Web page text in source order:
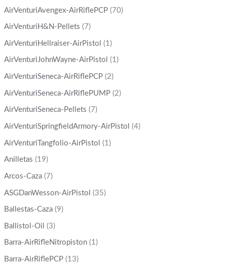
AirVenturiAvengex-AirRiflePCP (70)
AirVenturiH&N-Pellets (7)
AirVenturiHellraiser-AirPistol (1)
AirVenturiJohnWayne-AirPistol (1)
AirVenturiSeneca-AirRiflePCP (2)
AirVenturiSeneca-AirRiflePUMP (2)
AirVenturiSeneca-Pellets (7)
AirVenturiSpringfieldArmory-AirPistol (4)
AirVenturiTangfolio-AirPistol (1)
Anilletas (19)
Arcos-Caza (7)
ASGDanWesson-AirPistol (35)
Ballestas-Caza (9)
Ballistol-Oil (3)
Barra-AirRifleNitropiston (1)
Barra-AirRiflePCP (13)